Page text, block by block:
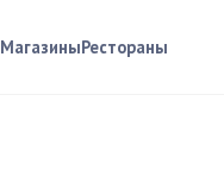
МагазиныРестораны